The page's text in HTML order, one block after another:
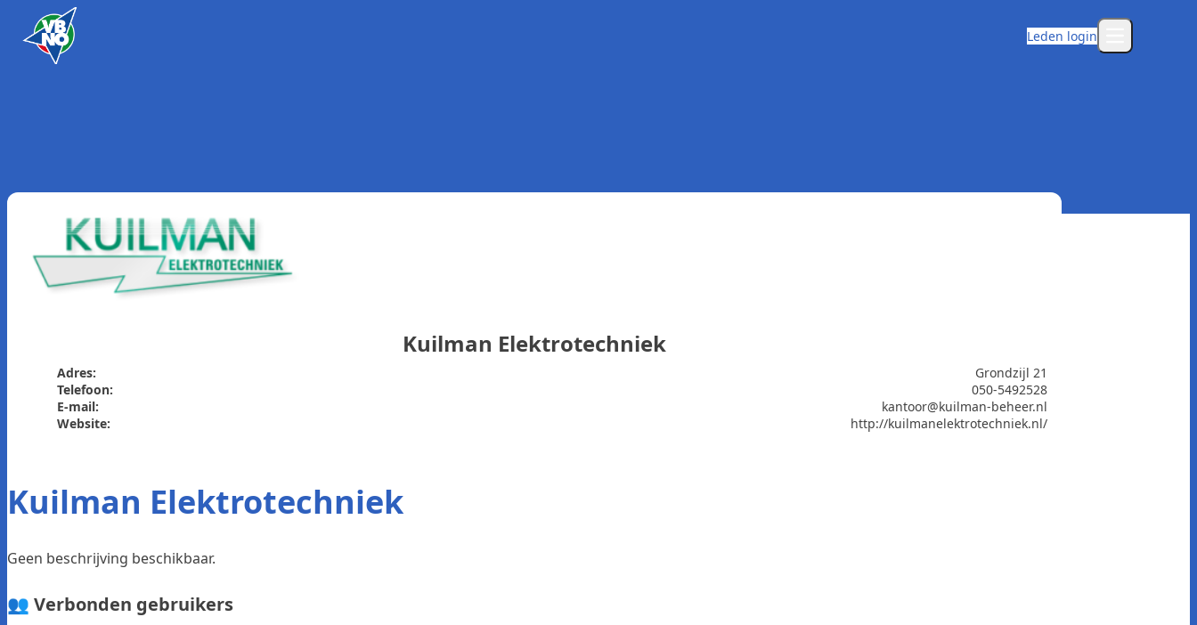
Skip to content
Leden login
Kuilman Elektrotechniek
Adres:
Grondzijl 21
Telefoon:
050-5492528
E-mail:
kantoor@kuilman-beheer.nl
Website:
http://kuilmanelektrotechniek.nl/
Kuilman Elektrotechniek
Geen beschrijving beschikbaar.
👥 Verbonden gebruikers